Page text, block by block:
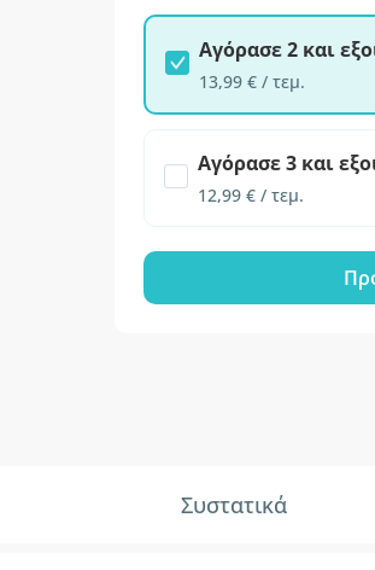
Αγόρασε 2 και
13,99 € / τεμ.
Αγόρασε 3 και
12,99 € / τεμ.
Συστατικά